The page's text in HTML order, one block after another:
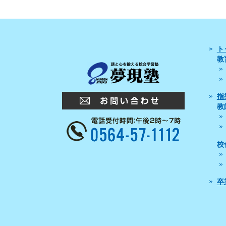
教
指
教
校
卒